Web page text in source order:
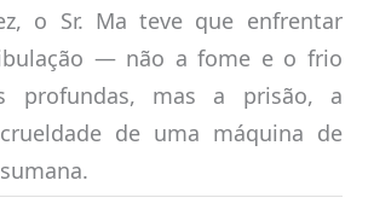
o Sr. Ma teve que enfrentar
— não a fome e o frio
profundas, mas a prisão, a
de uma máquina de